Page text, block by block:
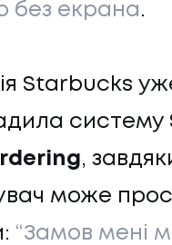
без екрана.
Starbucks
систему
,
може
“Замов мені